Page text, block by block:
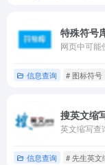
特殊符号
信息查询 # 图标符号
搜英文缩
信息查询 # 先生英文